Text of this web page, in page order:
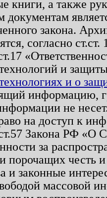
книги, а также
закона.
согласно
и
и о
информацию,
не
на доступ к
Закона РФ «О
за
порочащих честь
законные
массовой